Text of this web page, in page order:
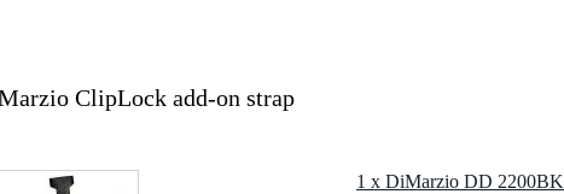
ClipLock add-on strap